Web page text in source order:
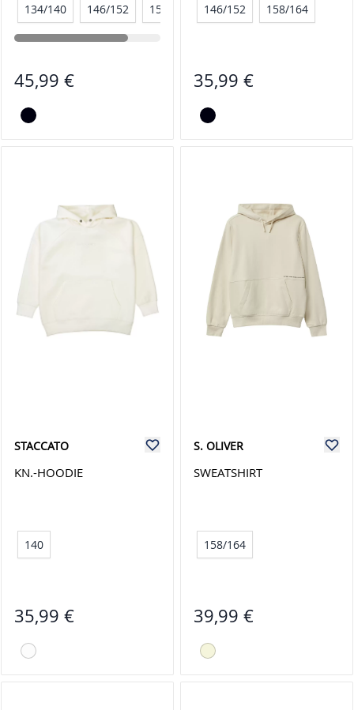
134/140 146/152 158/164
45,99 €
146/152 158/164
35,99 €
STACCATO
KN.-HOODIE
140
35,99 €
S. OLIVER
SWEATSHIRT
158/164
39,99 €